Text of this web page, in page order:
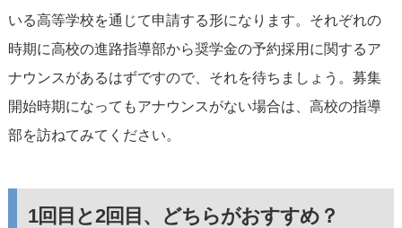
いる高等学校を通じて申請する形になります。それぞれの
時期に高校の進路指導部から奨学金の予約採用に関するア
ナウンスがあるはずですので、それを待ちましょう。募集
開始時期になってもアナウンスがない場合は、高校の指導
部を訪ねてみてください。
1回目と2回目、どちらがおすすめ？